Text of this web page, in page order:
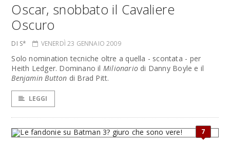
Oscar, snobbato il Cavaliere
Oscuro
DI S* VENERDÌ 23 GENNAIO 2009
Solo nomination tecniche oltre a quella - scontata - per
Heith Ledger. Dominano il Milionariodi Danny Boyle e il
Benjamin Button di Brad Pitt.
LEGGI
7